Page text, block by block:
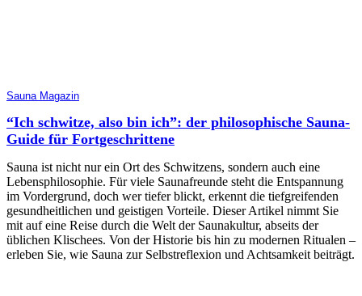
Sauna Magazin
“Ich schwitze, also bin ich”: der philosophische Sauna-
Guide für Fortgeschrittene
Sauna ist nicht nur ein Ort des Schwitzens, sondern auch eine
Lebensphilosophie. Für viele Saunafreunde steht die Entspannung
im Vordergrund, doch wer tiefer blickt, erkennt die tiefgreifenden
gesundheitlichen und geistigen Vorteile. Dieser Artikel nimmt Sie
mit auf eine Reise durch die Welt der Saunakultur, abseits der
üblichen Klischees. Von der Historie bis hin zu modernen Ritualen –
erleben Sie, wie Sauna zur Selbstreflexion und Achtsamkeit beiträgt.